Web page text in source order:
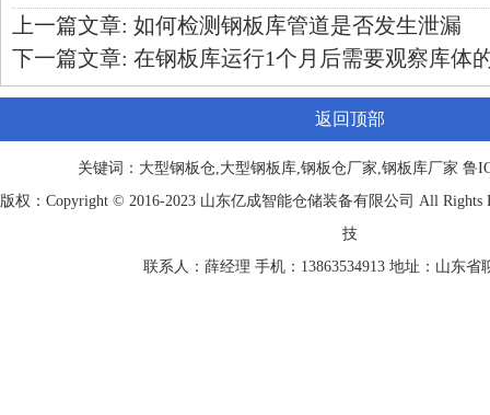
上一篇文章: 如何检测钢板库管道是否发生泄漏
下一篇文章: 在钢板库运行1个月后需要观察库体
返回顶部
关键词：大型钢板仓,大型钢板库,钢板仓厂家,钢板库厂家 鲁
版权：Copyright © 2016-2023 山东亿成智能仓储装备有限公司 All Rights
技
联系人：薛经理 手机：13863534913 地址：山东省